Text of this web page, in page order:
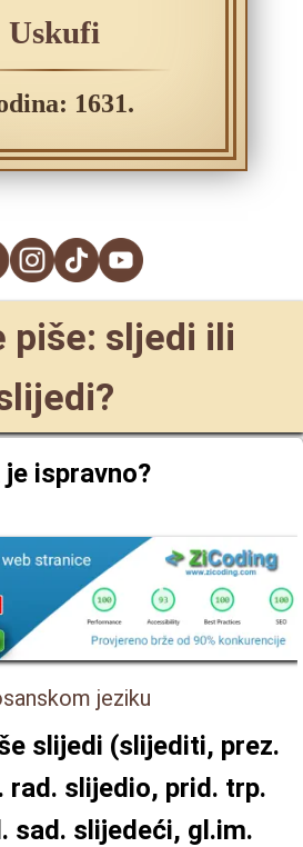
Uskufi
1631.
piše: sljedi ili
je ispravno?
jeziku
slijedi (slijediti, prez.
rad. slijedio, prid. trp.
sad. slijedeći, gl.im.